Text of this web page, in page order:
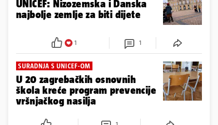
UNICEF: Nizozemska i Danska
najbolje zemlje za biti dijete
1 1
SURADNJA S UNICEF-OM
U 20 zagrebačkih osnovnih
škola kreće program prevencije
vršnjačkog nasilja